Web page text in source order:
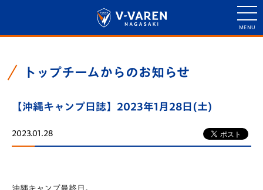
トップチームからのお知らせ
【沖縄キャンプ日誌】2023年1月28日(土)
2023.01.28
沖縄キャンプ最終日。